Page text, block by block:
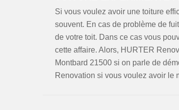
Si vous voulez avoir une toiture
souvent. En cas de problème de
de votre toit. Dans ce cas vous
cette affaire. Alors, HURTER
Montbard 21500 si on parle de
Renovation si vous voulez avoir le